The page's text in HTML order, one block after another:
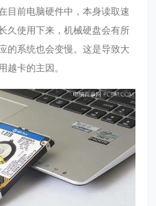
目前电脑硬件中，本身读取速
久使用下来，机械硬盘会有所
的系统也会变慢。这是导致大
越卡的主因。